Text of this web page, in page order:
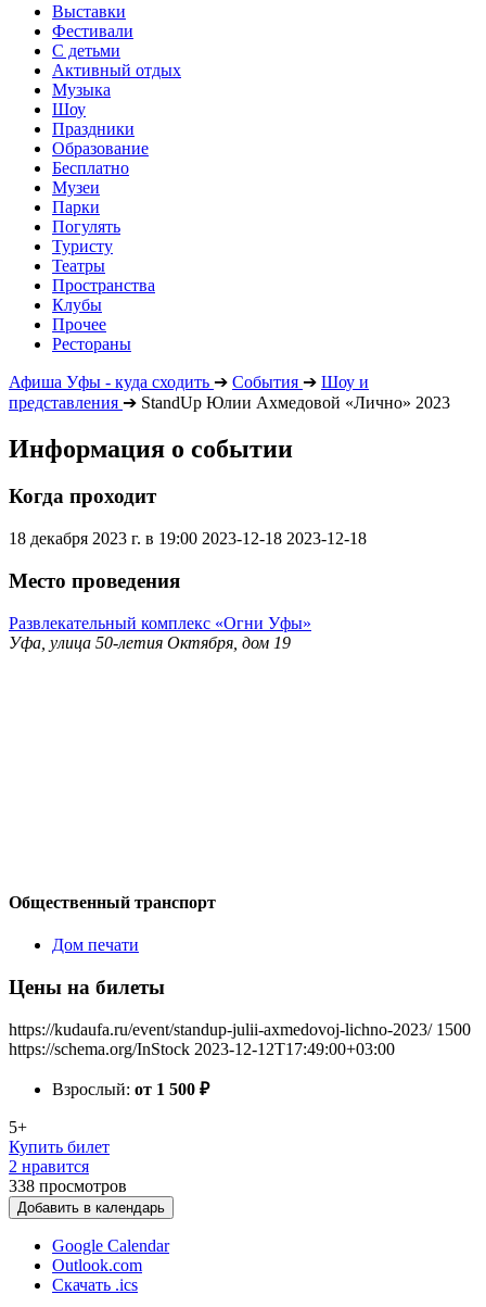
Выставки
Фестивали
С детьми
Активный отдых
Музыка
Шоу
Праздники
Образование
Бесплатно
Музеи
Парки
Погулять
Туристу
Театры
Пространства
Клубы
Прочее
Рестораны
Афиша Уфы - куда сходить ➔ События ➔ Шоу и
представления ➔ StandUp Юлии Ахмедовой «Лично» 2023
Информация о событии
Когда проходит
18 декабря 2023 г. в 19:00 2023-12-18 2023-12-18
Место проведения
Развлекательный комплекс «Огни Уфы»
Уфа, улица 50-летия Октября, дом 19
Общественный транспорт
Дом печати
Цены на билеты
https://kudaufa.ru/event/standup-julii-axmedovoj-lichno-2023/ 1500
https://schema.org/InStock 2023-12-12T17:49:00+03:00
Взрослый: от 1 500 ₽
5+
Купить билет
2 нравится
338 просмотров
Добавить в календарь
Google Calendar
Outlook.com
Скачать .ics